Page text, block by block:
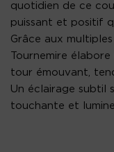
quotidien de ce
puissant et positif
Grâce aux
Tournemire
tour émouvant,
Un éclairage subtil
touchante et